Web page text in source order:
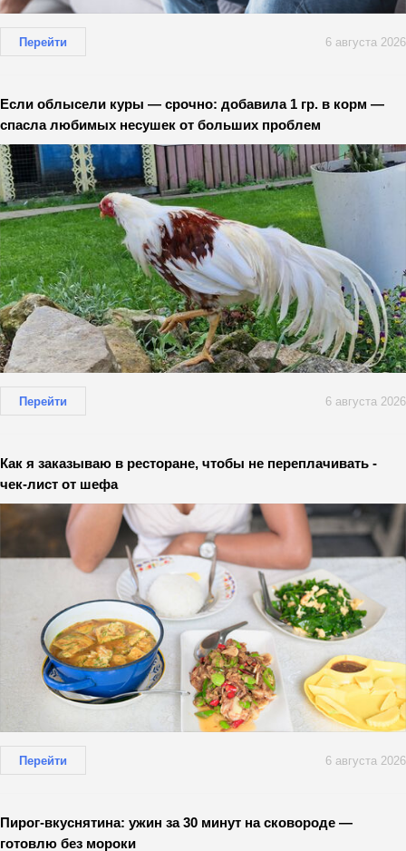
Перейти 6 августа 2026
Если облысели куры — срочно: добавила 1 гр. в корм —
спасла любимых несушек от больших проблем
Перейти 6 августа 2026
Как я заказываю в ресторане, чтобы не переплачивать -
чек-лист от шефа
Перейти 6 августа 2026
Пирог-вкуснятина: ужин за 30 минут на сковороде —
готовлю без мороки